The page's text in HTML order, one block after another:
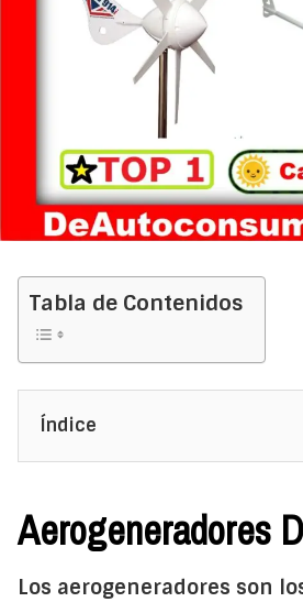
Tabla de Contenidos
Índice
Aerogeneradores
Los aerogeneradores son